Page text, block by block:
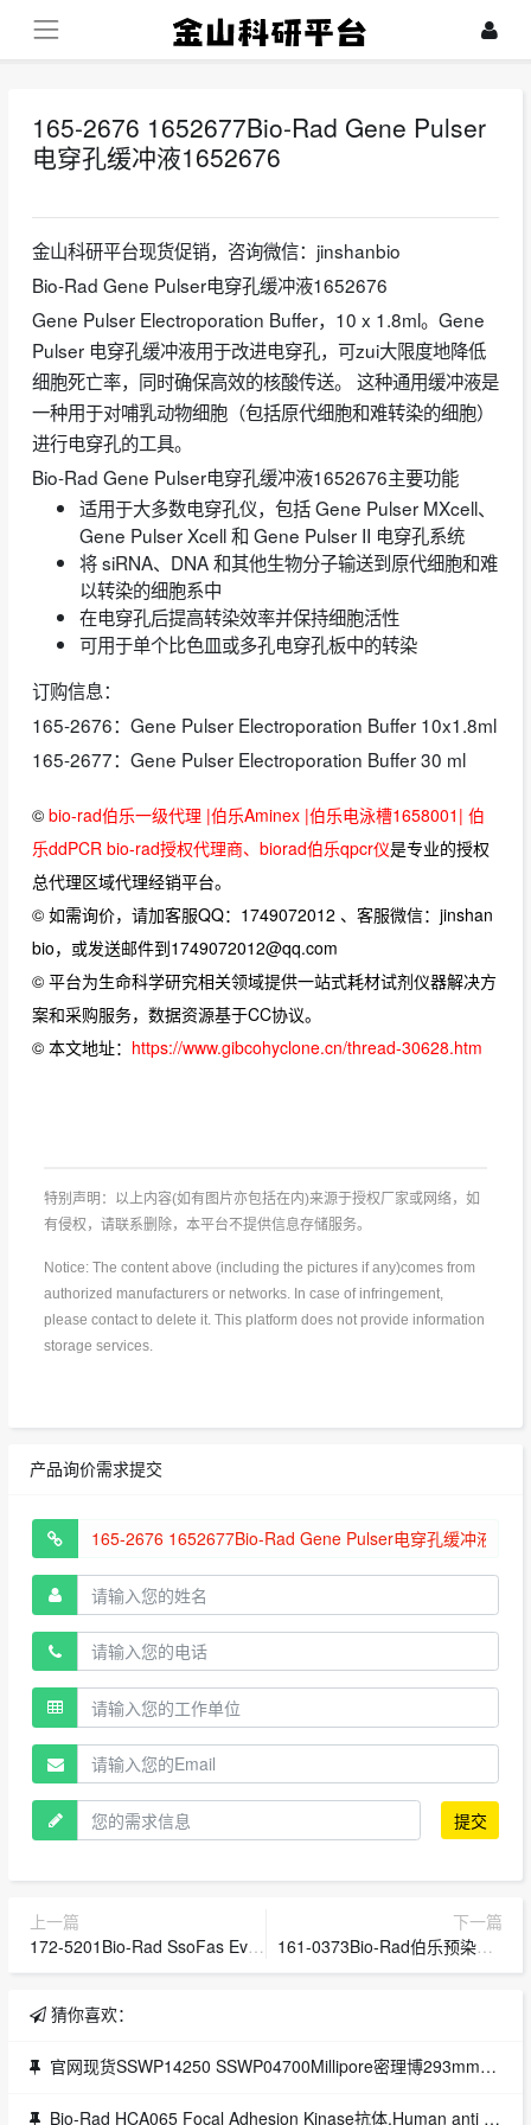
165-2676 1652677Bio-Rad Gene Pulser
电穿孔缓冲液1652676
金山科研平台现货促销，咨询微信：jinshanbio
Bio-Rad Gene Pulser电穿孔缓冲液1652676
Gene Pulser Electroporation Buffer，10 x 1.8ml。Gene
Pulser 电穿孔缓冲液用于改进电穿孔，可zui大限度地降低
细胞死亡率，同时确保高效的核酸传送。 这种通用缓冲液是
一种用于对哺乳动物细胞（包括原代细胞和难转染的细胞）
进行电穿孔的工具。
Bio-Rad Gene Pulser电穿孔缓冲液1652676主要功能
适用于大多数电穿孔仪，包括 Gene Pulser MXcell、
Gene Pulser Xcell 和 Gene Pulser II 电穿孔系统
将 siRNA、DNA 和其他生物分子输送到原代细胞和难
以转染的细胞系中
在电穿孔后提高转染效率并保持细胞活性
可用于单个比色皿或多孔电穿孔板中的转染
订购信息：
165-2676：Gene Pulser Electroporation Buffer 10x1.8ml
165-2677：Gene Pulser Electroporation Buffer 30 ml
© bio-rad伯乐一级代理 |伯乐Aminex |伯乐电泳槽1658001| 伯
乐ddPCR bio-rad授权代理商、biorad伯乐qpcr仪是专业的授权
总代理区域代理经销平台。
© 如需询价，请加客服QQ：1749072012 、客服微信：jinshan
bio，或发送邮件到1749072012@qq.com
© 平台为生命科学研究相关领域提供一站式耗材试剂仪器解决方
案和采购服务，数据资源基于CC协议。
© 本文地址： https://www.gibcohyclone.cn/thread-30628.htm
特别声明：以上内容(如有图片亦包括在内)来源于授权厂家或网络，如
有侵权，请联系删除，本平台不提供信息存储服务。
Notice: The content above (including the pictures if any)comes from
authorized manufacturers or networks. In case of infringement,
please contact to delete it. This platform does not provide information
storage services.
产品询价需求提交
提交
上一篇
172-5201Bio-Rad SsoFas EvaGreen超混合液1725201
下一篇
161-0373Bio-Rad伯乐预染全蓝蛋白Maker 1610373
猜你喜欢：
官网现货SSWP14250 SSWP04700Millipore密理博293mm混合纤维素滤膜3um孔径SSWP29325
Bio-Rad HCA065 Focal Adhesion Kinase抗体,Human anti Focal Adhesion Kinase